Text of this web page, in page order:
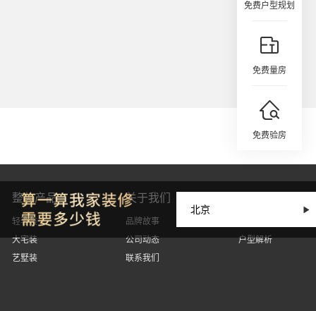
免费户型规划
免费量房
免费验房
整装产品
轻奢装
大宅装
艺墅装
关于我们
品牌故事
公司动态
联系我们
户型解析